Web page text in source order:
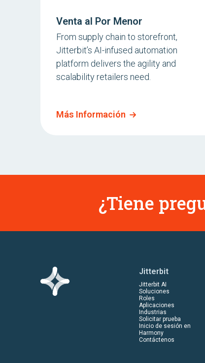
Venta al Por Menor
From supply chain to storefront,
Jitterbit’s AI-infused automation
platform delivers the agility and
scalability retailers need.
Más Información
¿Tiene
Jitterbit
Jitterbit AI
Soluciones
Roles
Aplicaciones
Industrias
Solicitar prueba
Inicio de sesión en
Harmony
Contáctenos